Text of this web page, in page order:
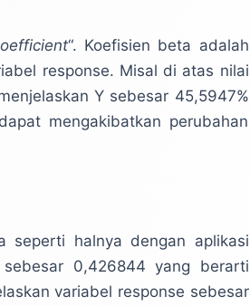
“. Koefisien beta adalah
response. Misal di atas nilai
Y sebesar 45,5947%
mengakibatkan perubahan
seperti halnya dengan aplikasi
0,426844 yang berarti
variabel response sebesar